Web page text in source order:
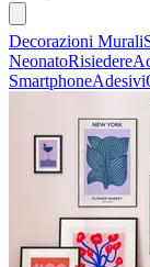
Decorazioni Murali
NeonatoRisiedere
SmartphoneAdesivi